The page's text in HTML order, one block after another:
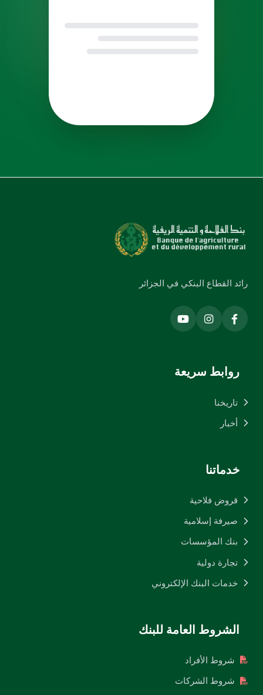
رائد القطاع البنكي في الجزائر
روابط سريعة
تاريخنا
أخبار
خدماتنا
قروض فلاحية
صيرفة إسلامية
بنك المؤسسات
تجارة دولية
خدمات البنك الإلكتروني
الشروط العامة للبنك
شروط الأفراد
شروط الشركات